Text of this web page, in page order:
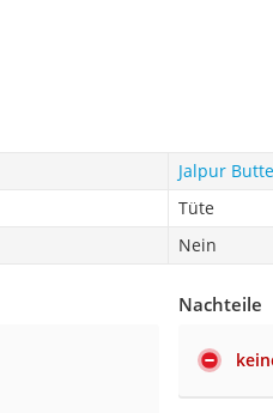
Jalpur
Tüte
Nein
Nachteile